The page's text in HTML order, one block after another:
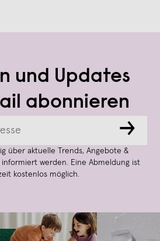
und Updates
abonnieren
→
über aktuelle Trends, Angebote &
werden. Eine Abmeldung ist
kostenlos möglich.